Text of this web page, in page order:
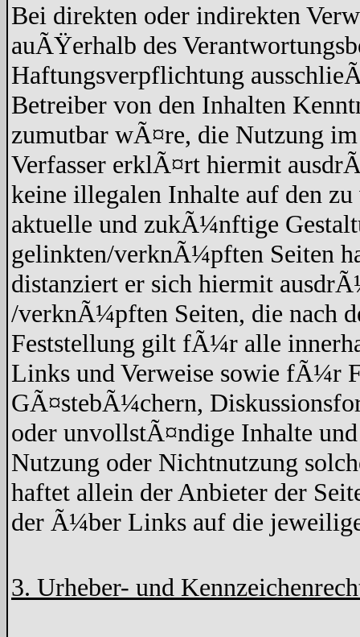
Bei direkten oder indirekten
auÃŸerhalb des
Haftungsverpflichtung
Betreiber von den Inhalten
zumutbar wÃ¤re, die Nutzung
Verfasser erklÃ¤rt hiermit
keine illegalen Inhalte auf den
aktuelle und zukÃ¼nftige
gelinkten/verknÃ¼pften Seiten
distanziert er sich hiermit
/verknÃ¼pften Seiten, die nach
Feststellung gilt fÃ¼r alle
Links und Verweise sowie fÃ¼r
GÃ¤stebÃ¼chern,
oder unvollstÃ¤ndige Inhalte
Nutzung oder Nichtnutzung
haftet allein der Anbieter der
der Ã¼ber Links auf die
3. Urheber- und